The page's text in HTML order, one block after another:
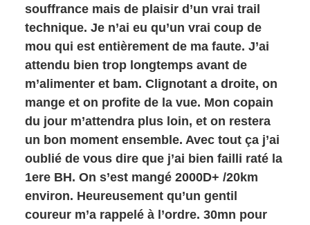
souffrance mais de plaisir d’un vrai trail
technique. Je n’ai eu qu’un vrai coup de
mou qui est entièrement de ma faute. J’ai
attendu bien trop longtemps avant de
m’alimenter et bam. Clignotant a droite, on
mange et on profite de la vue. Mon copain
du jour m’attendra plus loin, et on restera
un bon moment ensemble. Avec tout ça j’ai
oublié de vous dire que j’ai bien failli raté la
1ere BH. On s’est mangé 2000D+ /20km
environ. Heureusement qu’un gentil
coureur m’a rappelé à l’ordre. 30mn pour